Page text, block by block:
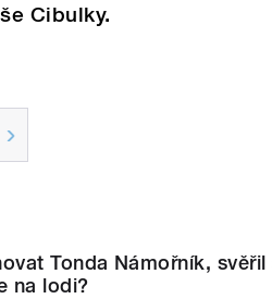
Cibulky.
Tonda Námořník, svěřil
na lodi?